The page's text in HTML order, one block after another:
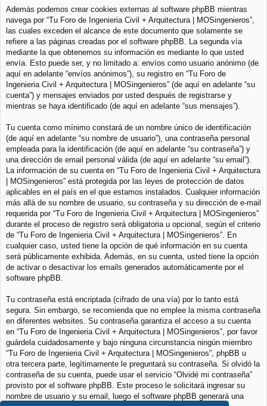
Además podemos crear cookies externas al software phpBB mientras
navega por “Tu Foro de Ingenieria Civil + Arquitectura | MOSingenieros”,
las cuales exceden el alcance de este documento que solamente se
refiere a las páginas creadas por el software phpBB. La segunda vía
mediante la que obtenemos su información es mediante lo que usted
envía. Esto puede ser, y no limitado a: envíos como usuario anónimo (de
aquí en adelante “envíos anónimos”), su registro en “Tu Foro de
Ingenieria Civil + Arquitectura | MOSingenieros” (de aquí en adelante “su
cuenta”) y mensajes enviados por usted después de registrarse y
mientras se haya identificado (de aquí en adelante “sus mensajes”).
Tu cuenta como mínimo constará de un nombre único de identificación
(de aquí en adelante “su nombre de usuario”), una contraseña personal
empleada para la identificación (de aquí en adelante “su contraseña”) y
una dirección de email personal válida (de aquí en adelante “su email”).
La información de su cuenta en “Tu Foro de Ingenieria Civil + Arquitectura
| MOSingenieros” está protegida por las leyes de protección de datos
aplicables en el país en el que estamos instalados. Cualquier información
más allá de su nombre de usuario, su contraseña y su dirección de e-mail
requerida por “Tu Foro de Ingenieria Civil + Arquitectura | MOSingenieros”
durante el proceso de registro será obligatoria u opcional, según el criterio
de “Tu Foro de Ingenieria Civil + Arquitectura | MOSingenieros”. En
cualquier caso, usted tiene la opción de qué información en su cuenta
será públicamente exhibida. Además, en su cuenta, usted tiene la opción
de activar o desactivar los emails generados automáticamente por el
software phpBB.
Tu contraseña está encriptada (cifrado de una vía) por lo tanto está
segura. Sin embargo, se recomienda que no emplee la misma contraseña
en diferentes websites. Su contraseña garantiza el acceso a su cuenta
en “Tu Foro de Ingenieria Civil + Arquitectura | MOSingenieros”, por favor
guárdela cuidadosamente y bajo ninguna circunstancia ningún miembro
“Tu Foro de Ingenieria Civil + Arquitectura | MOSingenieros”, phpBB u
otra tercera parte, legítimamente le preguntará su contraseña. Si olvidó la
contraseña de su cuenta, puede usar el servicio “Olvidé mi contraseña”
provisto por el software phpBB. Este proceso le solicitará ingresar su
nombre de usuario y su email, luego el software phpBB generará una